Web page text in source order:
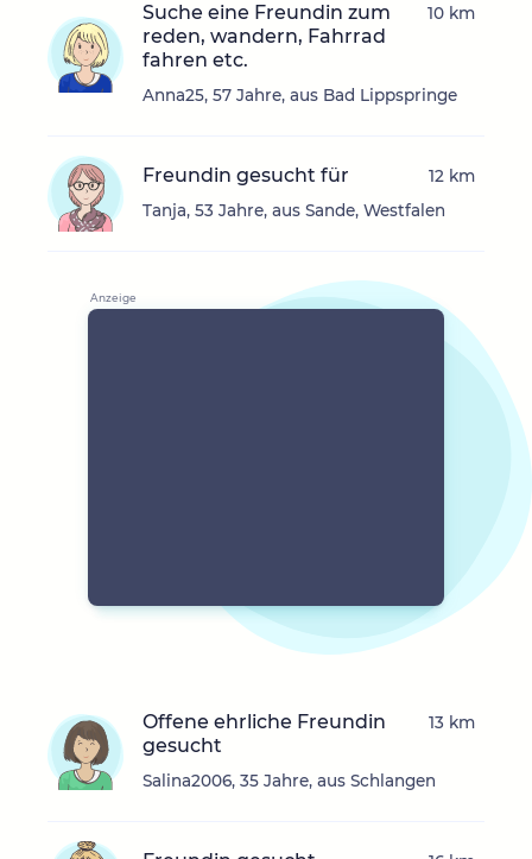
Suche eine Freundin zum
reden, wandern, Fahrrad
fahren etc.
Anna25, 57 Jahre, aus Bad Lippspringe
10 km
Freundin gesucht für
Tanja, 53 Jahre, aus Sande, Westfalen
12 km
Offene ehrliche Freundin
gesucht
Salina2006, 35 Jahre, aus Schlangen
13 km